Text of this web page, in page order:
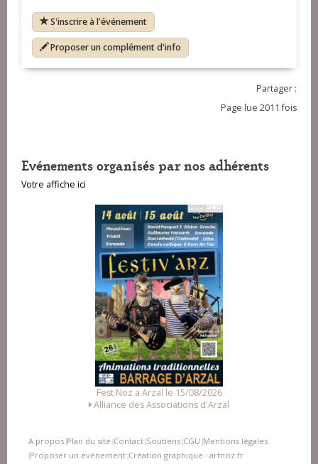
S'inscrire à l'événement
Proposer un complément d'info
Partager :
Page lue 2011 fois
Evénements organisés par nos adhérents
Votre affiche ici
Fest Noz a Arzal le 15/08/2026
Alliance des Associations d'Arzal
A propos Plan du site Contact Soutiens CGU Mentions légales
Proposer un événement Création graphique : artnoz.fr